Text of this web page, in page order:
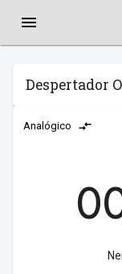
Despertador
Analógico